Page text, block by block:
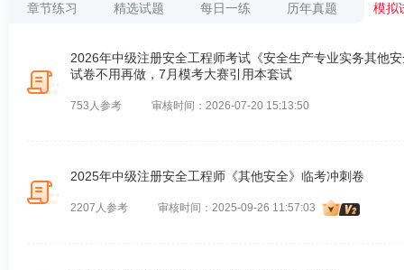
章节练习 精选试题 每日一练 历年真题 模拟
2026年中级注册安全工程师考试《安全生产专业实务其他
试卷不用再做，7月模考大赛引用本套试
753人参考 审核时间：2026-07-20 15:13:50
2025年中级注册安全工程师《其他安全》临考冲刺卷
2207人参考 审核时间：2025-09-26 11:57:03